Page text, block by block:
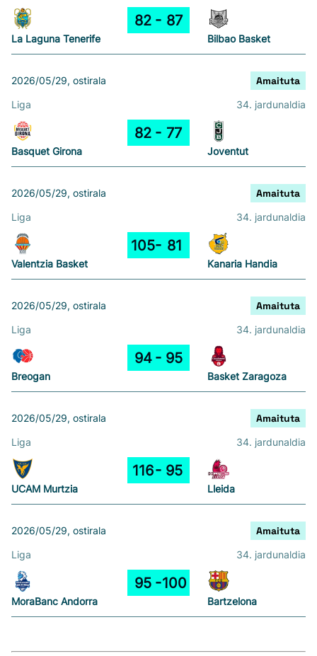
La Laguna Tenerife
82 87
Bilbao Basket
2026/05/29, ostirala Amaituta
Liga 34. jardunaldia
Basquet Girona
82 77
Joventut
2026/05/29, ostirala Amaituta
Liga 34. jardunaldia
Valentzia Basket
105 81
Kanaria Handia
2026/05/29, ostirala Amaituta
Liga 34. jardunaldia
Breogan
94 95
Basket Zaragoza
2026/05/29, ostirala Amaituta
Liga 34. jardunaldia
UCAM Murtzia
116 95
Lleida
2026/05/29, ostirala Amaituta
Liga 34. jardunaldia
MoraBanc Andorra
95 100
Bartzelona